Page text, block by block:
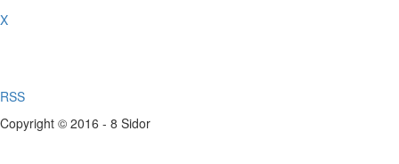
X
RSS
Copyright © 2016 - 8 Sidor